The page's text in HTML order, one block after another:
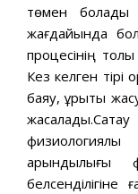
төмен болады
жағдайында
процесінің
Кез келген тірі
баяу, ұрықтық
қарқындылығы